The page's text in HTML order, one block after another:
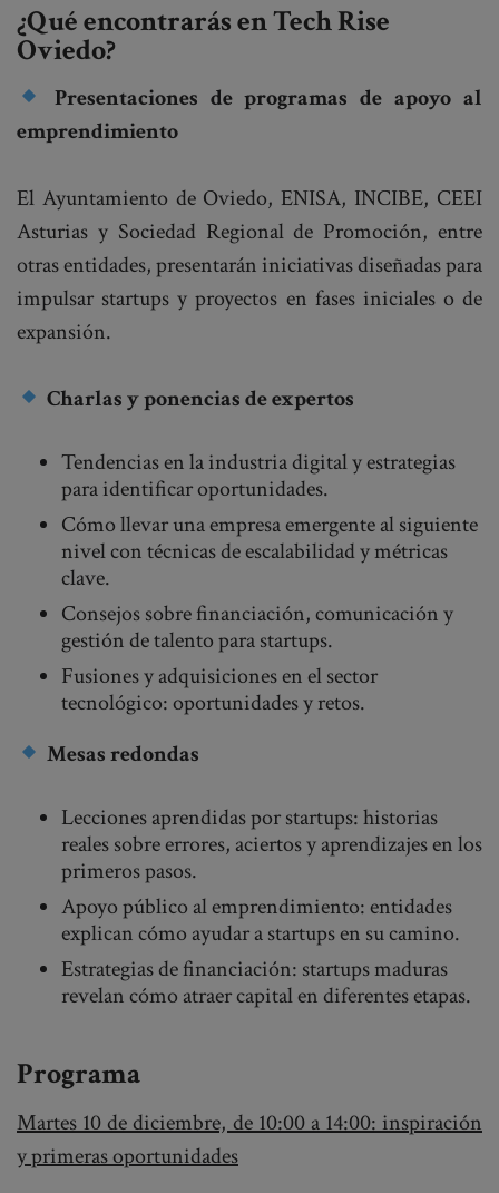
¿Qué encontrarás en Tech Rise
Oviedo?
Presentaciones de programas de apoyo al
emprendimiento
El Ayuntamiento de Oviedo, ENISA, INCIBE, CEEI
Asturias y Sociedad Regional de Promoción, entre
otras entidades, presentarán iniciativas diseñadas para
impulsar startups y proyectos en fases iniciales o de
expansión.
Charlas y ponencias de expertos
Tendencias en la industria digital y estrategias
para identificar oportunidades.
Cómo llevar una empresa emergente al siguiente
nivel con técnicas de escalabilidad y métricas
clave.
Consejos sobre financiación, comunicación y
gestión de talento para startups.
Fusiones y adquisiciones en el sector
tecnológico: oportunidades y retos.
Mesas redondas
Lecciones aprendidas por startups: historias
reales sobre errores, aciertos y aprendizajes en los
primeros pasos.
Apoyo público al emprendimiento: entidades
explican cómo ayudar a startups en su camino.
Estrategias de financiación: startups maduras
revelan cómo atraer capital en diferentes etapas.
Programa
Martes 10 de diciembre, de 10:00 a 14:00: inspiración
y primeras oportunidades